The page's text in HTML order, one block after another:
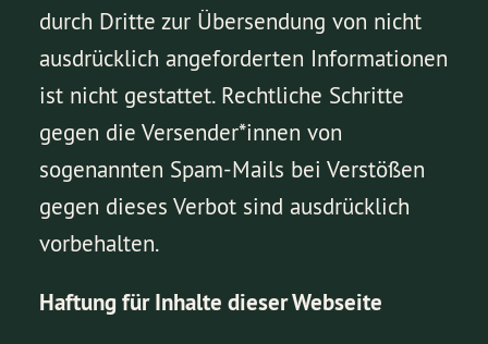
durch Dritte zur Übersendung von nicht
ausdrücklich angeforderten Informationen
ist nicht gestattet. Rechtliche Schritte
gegen die Versender*innen von
sogenannten Spam-Mails bei Verstößen
gegen dieses Verbot sind ausdrücklich
vorbehalten.
Haftung für Inhalte dieser Webseite